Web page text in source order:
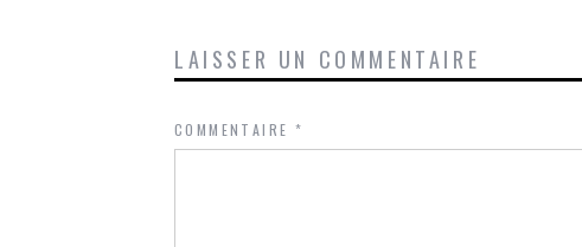
LAISSER UN COMMENTAIRE
COMMENTAIRE *